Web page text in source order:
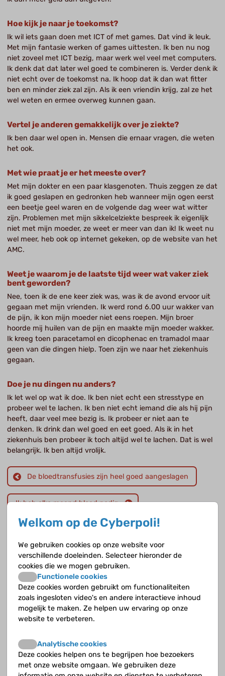
Hoe kijk je naar je toekomst?
Ik wil iets gaan doen met ICT of met games. Dat vind ik leuk.
Met mijn fantasie werken of games uittesten. Ik ben nu nog
niet zoveel met ICT bezig, maar werk wel veel met computers.
Ik denk dat dat later wel goed te combineren is. Verder denk ik
niet echt over de toekomst na. Ik hoop dat ik dan wat fitter
ben en minder ziek zal zijn. Als ik een vriendin krijg, zal ze het
wel weten en ermee overweg kunnen gaan.
Vertel je anderen gemakkelijk over je ziekte?
Ik ben daar wel open in. Mensen die ernaar vragen, die weten
het ook.
Met wie praat je er het meeste over?
Met mijn dokter en een paar klasgenoten. Thuis zeggen ze dat
ik goed geslapen en gedronken heb wanneer mijn ogen eerst
een beetje geel waren en de volgende dag weer wat witter
zijn. Problemen met mijn sikkelcelziekte bespreek ik eigenlijk
niet met mijn moeder, ze weet er meer van dan ik! Ik weet nu
wel meer, heb ook op internet gekeken, op de website van het
AMC.
Weet je waarom je de laatste tijd weer wat vaker ziek
bent geworden?
Nee, toen ik de ene keer ziek was, was ik de avond ervoor uit
gegaan met mijn vrienden. Ik werd rond 6.00 uur wakker van
de pijn, ik kon mijn moeder niet eens roepen. Mijn broer
hoorde mij huilen van de pijn en maakte mijn moeder wakker.
Ik kreeg toen paracetamol en dicophenac en tramadol maar
geen van die dingen hielp. Toen zijn we naar het ziekenhuis
gegaan.
Doe je nu dingen nu anders?
Ik let wel op wat ik doe. Ik ben niet echt een stresstype en
probeer wel te lachen. Ik ben niet echt iemand die als hij pijn
heeft, daar veel mee bezig is. Ik probeer er niet aan te
denken. Ik drink dan wel goed en eet goed. Als ik in het
ziekenhuis ben probeer ik toch altijd wel te lachen. Dat is wel
belangrijk. Ik ben altijd vrolijk.
De bloedtransfusies zijn heel goed aangeslagen
Ik heb elke maand bloed nodig
Er komen nieuwe veelbelovende medicijnen aan
Harriët Heijboer is kinderhematoloog in het Amsterdam UMC, locatie AMC. Een
van haar aandachtsgebieden is sikkelcelziekte.
Meer dan driehonderd soorten bloedgroepen
Prikangst serieus nemen
Welkom op de Cyberpoli!
We gebruiken cookies op onze website voor
verschillende doeleinden. Selecteer hieronder de
cookies die we mogen gebruiken.
Functionele cookies
Deze cookies worden gebruikt om functionaliteiten
zoals ingesloten video's en andere interactieve inhoud
mogelijk te maken. Ze helpen uw ervaring op onze
website te verbeteren.
Analytische cookies
Deze cookies helpen ons te begrijpen hoe bezoekers
met onze website omgaan. We gebruiken deze